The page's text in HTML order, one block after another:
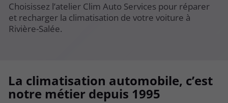
Choisissez l’atelier Clim Auto Services pour réparer
et recharger la climatisation de votre voiture à
Rivière-Salée.
La climatisation automobile, c’est
notre métier depuis 1995